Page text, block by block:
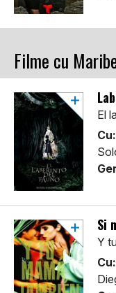
Filme cu
El
Cu:
Si
Y
Cu: